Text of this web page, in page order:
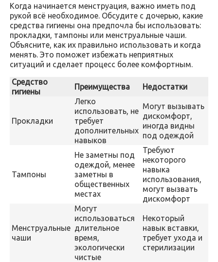
Когда начинается менструация, важно иметь под
рукой всё необходимое. Обсудите с дочерью, какие
средства гигиены она предпочла бы использовать:
прокладки, тампоны или менструальные чаши.
Объясните, как их правильно использовать и когда
менять. Это поможет избежать неприятных
ситуаций и сделает процесс более комфортным.
Средство
гигиены
Преимущества Недостатки
Прокладки
Легко
использовать, не
требует
дополнительных
навыков
Могут вызывать
дискомфорт,
иногда видны
под одеждой
Тампоны
Не заметны под
одеждой, менее
заметны в
общественных
местах
Требуют
некоторого
навыка
использования,
могут вызвать
дискомфорт
Менструальные
чаши
Могут
использоваться
длительное
время,
экологически
чистые
Некоторый
навык вставки,
требует ухода и
стерилизации